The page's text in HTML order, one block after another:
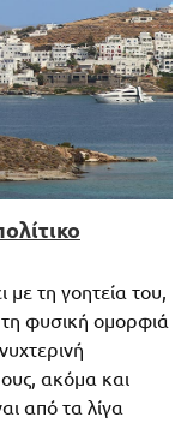
τη γοητεία του,
φυσική ομορφιά
ακόμα και
από τα λίγα